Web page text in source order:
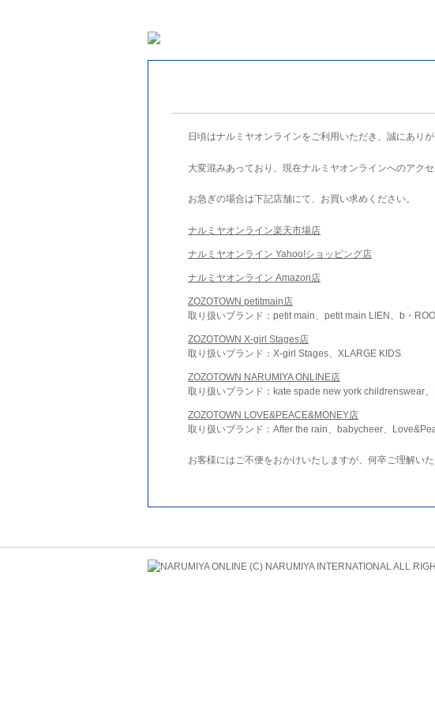
日頃はナルミヤオンラインをご利用いただき、誠にありが
大変混みあっており、現在ナルミヤオンラインへのアク
お急ぎの場合は下記店舗にて、お買い求めください。
ナルミヤオンライン楽天市場店
ナルミヤオンライン Yahoo!ショッピング店
ナルミヤオンライン Amazon店
ZOZOTOWN petitmain店
取り扱いブランド：petit main、petit main LIEN、b・
ZOZOTOWN X-girl Stages店
取り扱いブランド：X-girl Stages、XLARGE KIDS
ZOZOTOWN NARUMIYA ONLINE店
取り扱いブランド：kate spade new york childrenswear
ZOZOTOWN LOVE&PEACE&MONEY店
取り扱いブランド：After the rain、babycheer、
お客様にはご不便をおかけいたしますが、何卒ご理解い